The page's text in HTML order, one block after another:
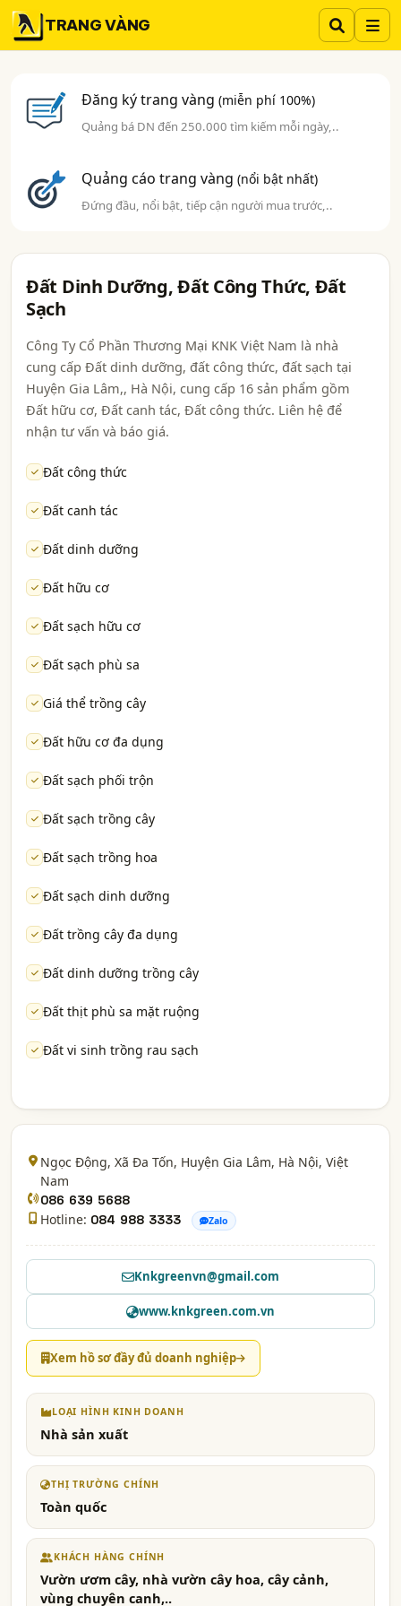
TRANG VÀNG
Đăng ký trang vàng(miễn phí 100%)
Quảng bá DN đến 250.000 tìm kiếm mỗi ngày,..
Quảng cáo trang vàng(nổi bật nhất)
Đứng đầu, nổi bật, tiếp cận người mua trước,..
Đất Dinh Dưỡng, Đất Công Thức, Đất
Sạch
Công Ty Cổ Phần Thương Mại KNK Việt Nam là nhà
cung cấp Đất dinh dưỡng, đất công thức, đất sạch tại
Huyện Gia Lâm,, Hà Nội, cung cấp 16 sản phẩm gồm
Đất hữu cơ, Đất canh tác, Đất công thức. Liên hệ để
nhận tư vấn và báo giá.
Đất công thức
Đất canh tác
Đất dinh dưỡng
Đất hữu cơ
Đất sạch hữu cơ
Đất sạch phù sa
Giá thể trồng cây
Đất hữu cơ đa dụng
Đất sạch phối trộn
Đất sạch trồng cây
Đất sạch trồng hoa
Đất sạch dinh dưỡng
Đất trồng cây đa dụng
Đất dinh dưỡng trồng cây
Đất thịt phù sa mặt ruộng
Đất vi sinh trồng rau sạch
Ngọc Động, Xã Đa Tốn, Huyện Gia Lâm, Hà Nội, Việt
Nam
086 639 5688
Hotline: 084 988 3333 Zalo
Knkgreenvn@gmail.com
www.knkgreen.com.vn
Xem hồ sơ đầy đủ doanh nghiệp
LOẠI HÌNH KINH DOANH
Nhà sản xuất
THỊ TRƯỜNG CHÍNH
Toàn quốc
KHÁCH HÀNG CHÍNH
Vườn ươm cây, nhà vườn cây hoa, cây cảnh,
vùng chuyên canh,..